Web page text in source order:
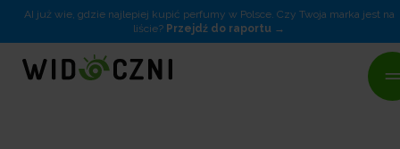
AI już wie, gdzie najlepiej kupić perfumy w Polsce. Czy Twoja marka jest na
liście? Przejdź do raportu